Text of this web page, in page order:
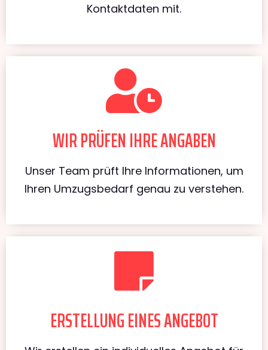
Kontaktdaten mit.
WIR PRÜFEN IHRE ANGABEN
Unser Team prüft Ihre Informationen, um
Ihren Umzugsbedarf genau zu verstehen.
ERSTELLUNG EINES ANGEBOT